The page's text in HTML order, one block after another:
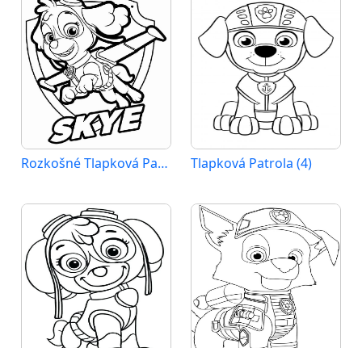
Rozkošné Tlapková Patrola Tlapková Patrola (4)